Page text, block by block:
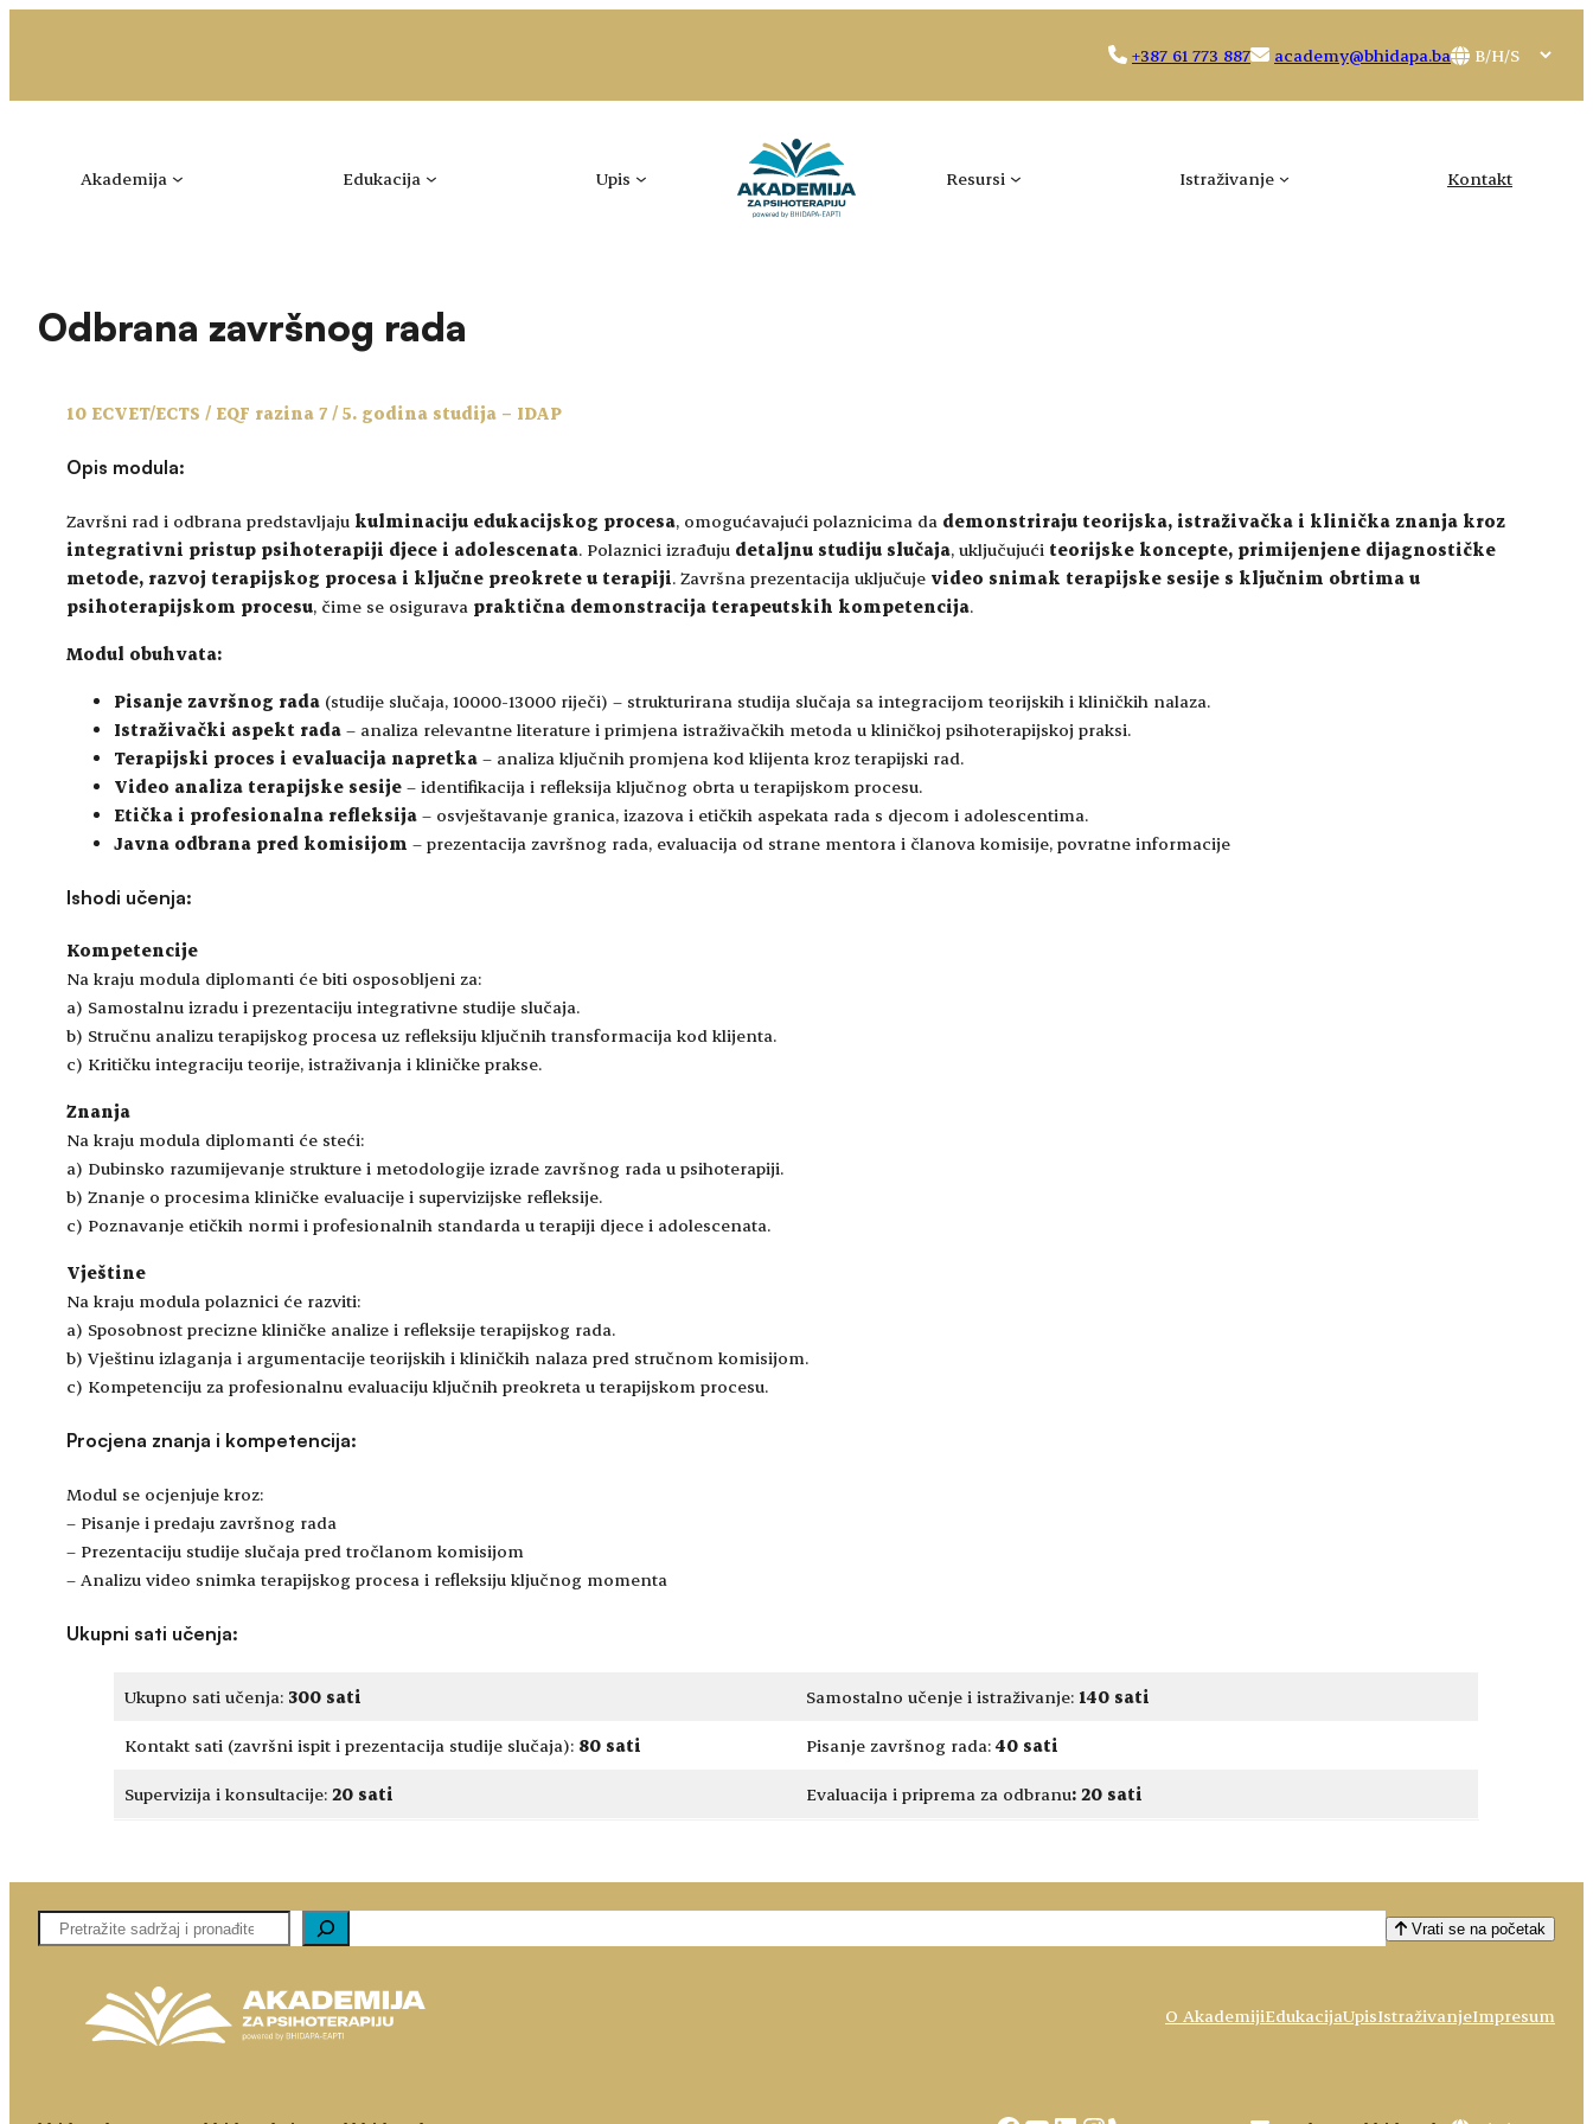
+387 61 773 887 academy@bhidapa.ba
Choose
Akademija Edukacija Upis Resursi Istraživanje Kontakt
Odbrana završnog rada
10 ECVET/ECTS / EQF razina 7 / 5. godina studija – IDAP
Opis modula:
Završni rad i odbrana predstavljaju kulminaciju edukacijskog procesa, omogućavajući polaznicima da demonstriraju teorijska, istraživačka i klinička znanja kroz
integrativni pristup psihoterapiji djece i adolescenata. Polaznici izrađuju detaljnu studiju slučaja, uključujući teorijske koncepte, primijenjene dijagnostičke
metode, razvoj terapijskog procesa i ključne preokrete u terapiji. Završna prezentacija uključuje video snimak terapijske sesije s ključnim obrtima u
psihoterapijskom procesu, čime se osigurava praktična demonstracija terapeutskih kompetencija.
Modul obuhvata:
Pisanje završnog rada (studije slučaja, 10000-13000 riječi) – strukturirana studija slučaja sa integracijom teorijskih i kliničkih nalaza.
Istraživački aspekt rada – analiza relevantne literature i primjena istraživačkih metoda u kliničkoj psihoterapijskoj praksi.
Terapijski proces i evaluacija napretka – analiza ključnih promjena kod klijenta kroz terapijski rad.
Video analiza terapijske sesije – identifikacija i refleksija ključnog obrta u terapijskom procesu.
Etička i profesionalna refleksija – osvještavanje granica, izazova i etičkih aspekata rada s djecom i adolescentima.
Javna odbrana pred komisijom – prezentacija završnog rada, evaluacija od strane mentora i članova komisije, povratne informacije
Ishodi učenja:
Kompetencije
Na kraju modula diplomanti će biti osposobljeni za:
a) Samostalnu izradu i prezentaciju integrativne studije slučaja.
b) Stručnu analizu terapijskog procesa uz refleksiju ključnih transformacija kod klijenta.
c) Kritičku integraciju teorije, istraživanja i kliničke prakse.
Znanja
Na kraju modula diplomanti će steći:
a) Dubinsko razumijevanje strukture i metodologije izrade završnog rada u psihoterapiji.
b) Znanje o procesima kliničke evaluacije i supervizijske refleksije.
c) Poznavanje etičkih normi i profesionalnih standarda u terapiji djece i adolescenata.
Vještine
Na kraju modula polaznici će razviti:
a) Sposobnost precizne kliničke analize i refleksije terapijskog rada.
b) Vještinu izlaganja i argumentacije teorijskih i kliničkih nalaza pred stručnom komisijom.
c) Kompetenciju za profesionalnu evaluaciju ključnih preokreta u terapijskom procesu.
Procjena znanja i kompetencija:
Modul se ocjenjuje kroz:
– Pisanje i predaju završnog rada
– Prezentaciju studije slučaja pred tročlanom komisijom
– Analizu video snimka terapijskog procesa i refleksiju ključnog momenta
Ukupni sati učenja:
Ukupno sati učenja: 300 sati Samostalno učenje i istraživanje: 140 sati
Kontakt sati (završni ispit i prezentacija studije slučaja): 80 sati Pisanje završnog rada:40 sati
Supervizija i konsultacije: 20 sati Evaluacija i priprema za odbranu: 20 sati
Pretaga Vrati se na početak
O AkademijiEdukacijaUpisIstraživanjeImpresum